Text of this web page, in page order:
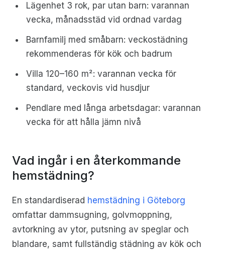
Lägenhet 3 rok, par utan barn: varannan
vecka, månadsstäd vid ordnad vardag
Barnfamilj med småbarn: veckostädning
rekommenderas för kök och badrum
Villa 120–160 m²: varannan vecka för
standard, veckovis vid husdjur
Pendlare med långa arbetsdagar: varannan
vecka för att hålla jämn nivå
Vad ingår i en återkommande
hemstädning?
En standardiserad hemstädning i Göteborg
omfattar dammsugning, golvmoppning,
avtorkning av ytor, putsning av speglar och
blandare, samt fullständig städning av kök och